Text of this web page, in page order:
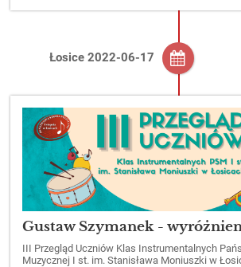
Łosice 2022-06-17
Gustaw Szymanek -
III Przegląd Uczniów Klas Instrumentalnych
Muzycznej I st. im. Stanisława Moniuszki w